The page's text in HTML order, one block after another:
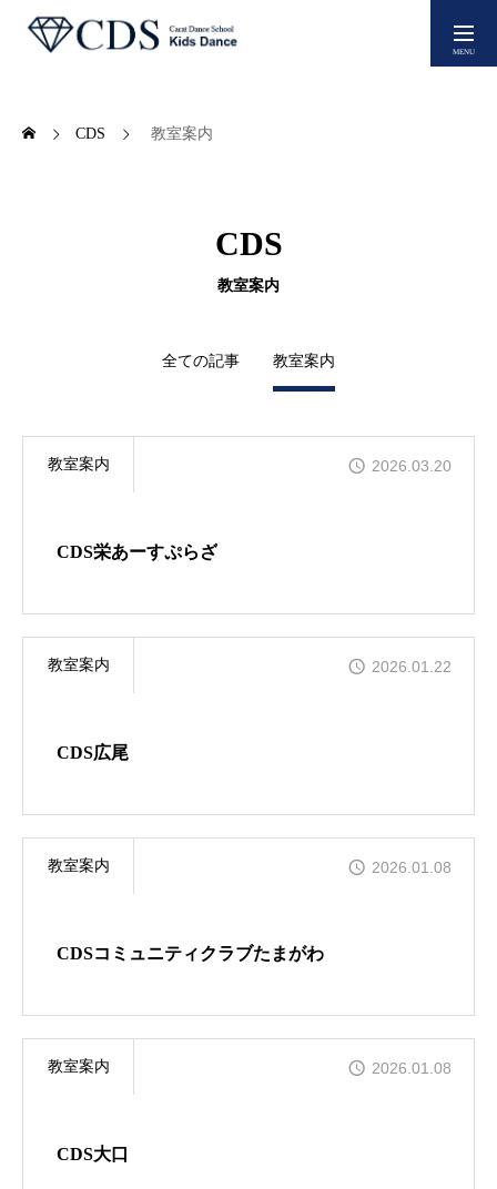
レッスン料金
STAGE
CDS 教室案内
CDS
教室案内
全ての記事 教室案内
教室案内 2026.03.20
CDS栄あーすぷらざ
教室案内 2026.01.22
CDS広尾
教室案内 2026.01.08
CDSコミュニティクラブたまがわ
教室案内 2026.01.08
CDS大口